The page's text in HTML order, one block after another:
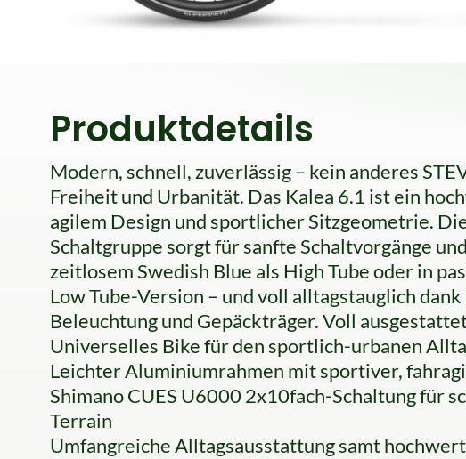
Produktdetails
Modern, schnell, zuverlässig – kein anderes
Freiheit und Urbanität. Das Kalea 6.1 ist ein
agilem Design und sportlicher Sitzgeometrie.
Schaltgruppe sorgt für sanfte Schaltvorgänge
zeitlosem Swedish Blue als High Tube oder in
Low Tube-Version – und voll alltagstauglich
Beleuchtung und Gepäckträger. Voll
Universelles Bike für den sportlich-urbanen
Leichter Aluminiumrahmen mit sportiver,
Shimano CUES U6000 2x10fach-Schaltung für
Terrain
Umfangreiche Alltagsausstattung samt